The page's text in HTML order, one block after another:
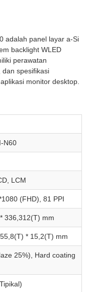
adalah panel layar a-Si
backlight WLED
perawatan
dan spesifikasi
monitor desktop.
N60
LCM
(FHD), 81 PPI
336,312(T) mm
* 15,2(T) mm
25%), Hard coating